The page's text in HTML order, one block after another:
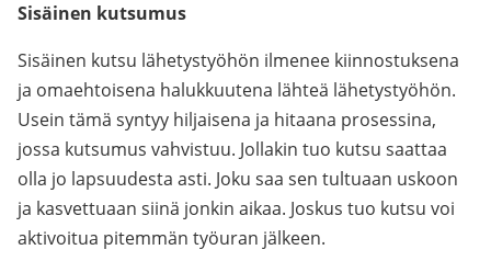
Sisäinen kutsumus
Sisäinen kutsu lähetystyöhön ilmenee kiinnostuksena
ja omaehtoisena halukkuutena lähteä lähetystyöhön.
Usein tämä syntyy hiljaisena ja hitaana prosessina,
jossa kutsumus vahvistuu. Jollakin tuo kutsu saattaa
olla jo lapsuudesta asti. Joku saa sen tultuaan uskoon
ja kasvettuaan siinä jonkin aikaa. Joskus tuo kutsu voi
aktivoitua pitemmän työuran jälkeen.